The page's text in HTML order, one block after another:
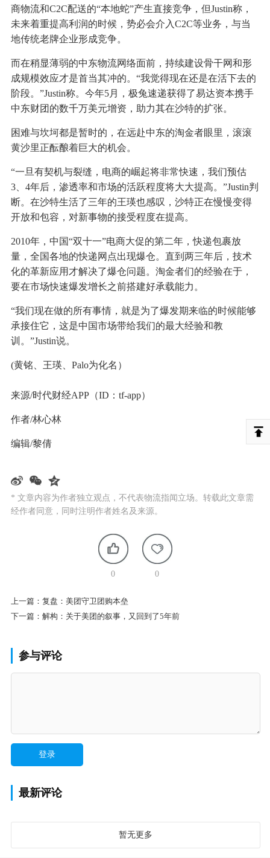
商物流和C2C配送的“本地蛇”产生直接竞争，但Justin称，
未来着重提高利润的时候，势必会介入C2C等业务，与当
地传统老牌企业形成竞争。
而在稍显薄弱的中东物流网络面前，持续建设骨干网和形
成规模效应才是首当其冲的。“我觉得现在还是在活下去的
阶段。”Justin称。今年5月，极兔速递获得了易达资本携手
中东财团的数千万美元增资，助力其在沙特的扩张。
困难与坎坷都是暂时的，在远赴中东的淘金者眼里，滚滚
黄沙里正酝酿着巨大的机会。
“一旦有契机与裂缝，电商的崛起将非常快速，我们预估
3、4年后，渗透率和市场的活跃程度将大大提高。”Justin判
断。在沙特生活了三年的王瑛也感叹，沙特正在慢慢变得
开放和包容，对新事物的接受程度在提高。
2010年，中国“双十一”电商大促的第二年，快递包裹放
量，全国各地的快递网点出现爆仓。直到两三年后，技术
化的革新应用才解决了爆仓问题。淘金者们的经验在于，
要在市场快速爆发增长之前搭建好承载能力。
“我们现在做的所有事情，就是为了爆发期来临的时候能够
承接住它，这是中国市场带给我们的最大经验和教
训。”Justin说。
(黄铭、王瑛、Palo为化名）
来源/时代财经APP（ID：tf-app）
作者/林心林
编辑/黎倩
* 文章内容为作者独立观点，不代表物流指闻立场。转载此文章需
经作者同意，同时注明作者姓名及来源。
0 0
上一篇： 复盘：美团守卫团购本垒
下一篇： 解构：关于美团的叙事，又回到了5年前
参与评论
最新评论
暂无更多